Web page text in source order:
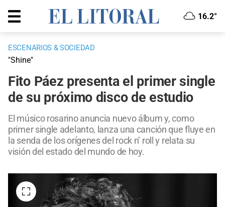
16.2°
ESCENARIOS & SOCIEDAD
"Shine"
Fito Páez presenta el primer single
de su próximo disco de estudio
El músico rosarino anuncia nuevo álbum y, como
primer single adelanto, lanza una canción que fluye en
la senda de los orígenes del rock n’ roll y relata su
visión del estado del mundo de hoy.